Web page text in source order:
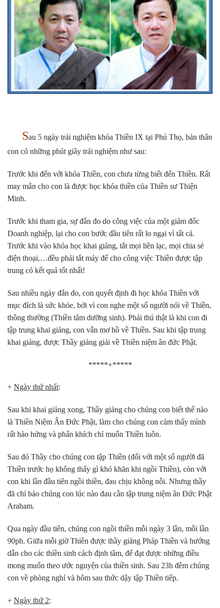
Sau 5 ngày trải nghiệm khóa Thiền IX tại Phú Thọ, bản thân
con có những phút giây trải nghiệm như sau:
Trước khi đến với khóa Thiền, con chưa từng biết đến Thiền. Rất
may mắn cho con là được học khóa thiền của Thiền sư Thiện
Minh.
Trước khi tham gia, sự đắn đo do công việc của một giám đốc
Doanh nghiệp, lại cho con bước đầu tiên rất lo ngại vì tất cả.
Trước khi vào khóa học khai giảng, tắt mọi liên lạc, mọi chia sẻ
điện thoại,…đều phải tắt máy để cho công việc Thiền được tập
trung có kết quả tốt nhất!
Sau nhiều ngày đắn đo, con quyết định đi học khóa Thiền với
mục đích là sức khỏe, bởi vì con nghe một số người nói về Thiền,
thông thường (Thiền tâm dưỡng sinh). Phải thú thật là khi con đi
tập trung khai giảng, con vẫn mơ hồ về Thiền. Sau khi tập trung
khai giảng, được Thầy giảng giải về Thiền niệm ân đức Phật.
*****+*****
+ Ngày thứ nhất:
Sau khi khai giảng xong, Thầy giảng cho chúng con biết thế nào
là Thiền Niệm Ân Đức Phật, làm cho chúng con cảm thấy mình
rất hào hứng và phấn khích chỉ muốn Thiền luôn.
Sau đó Thầy cho chúng con tập Thiền (đối với một số người đã
Thiền trước họ không thấy gì khó khăn khi ngồi Thiền), còn với
con khi lần đầu tiên ngồi thiền, đau chịu không nỗi. Nhưng thầy
đã chỉ bảo chúng con lúc nào đau cần tập trung niệm ân Đức Phật
Araham.
Qua ngày đầu tiên, chúng con ngồi thiền mỗi ngày 3 lần, mỗi lần
90ph. Giữa mỗi giờ Thiền được thầy giảng Pháp Thiền và hướng
dẫn cho các thiền sinh cách định tâm, để đạt được những điều
mong muốn theo ước nguyện của thiền sinh. Sau 23h đêm chúng
con về phòng nghỉ và hôm sau thức dậy tập Thiền tiếp.
+ Ngày thứ 2: